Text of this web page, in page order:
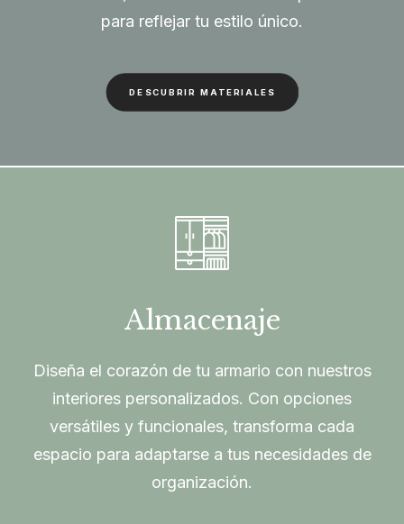
para reflejar tu estilo único.
DESCUBRIR MATERIALES
Almacenaje
Diseña el corazón de tu armario con nuestros
interiores personalizados. Con opciones
versátiles y funcionales, transforma cada
espacio para adaptarse a tus necesidades de
organización.